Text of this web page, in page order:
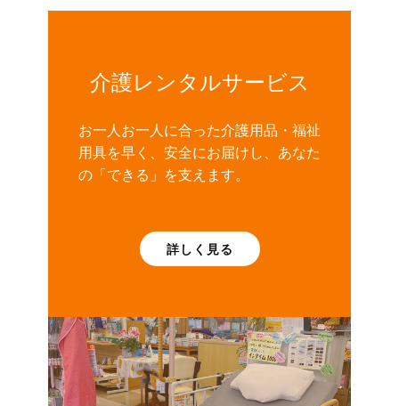
介護レンタルサービス
お一人お一人に合った介護用品・福祉
用具を早く、安全にお届けし、あなた
の「できる」を支えます。
詳しく見る